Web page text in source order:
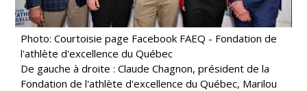
Photo: Courtoisie page Facebook FAEQ - Fondation de
l'athlète d'excellence du Québec
De gauche à droite : Claude Chagnon, président de la
Fondation de l'athlète d'excellence du Québec, Marilou